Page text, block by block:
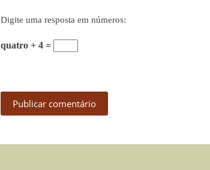
Digite uma resposta em números:
quatro + 4 =
Publicar comentário